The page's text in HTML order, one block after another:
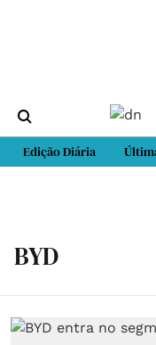
Edição Diária
BYD